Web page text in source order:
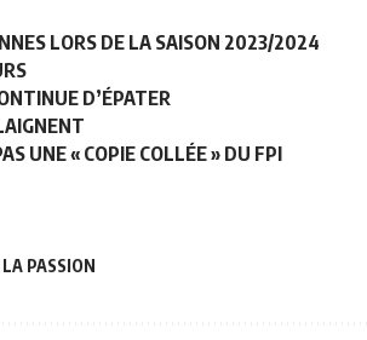
LORS DE LA SAISON 2023/2024
D’ÉPATER
UNE « COPIE COLLÉE » DU FPI
PASSION